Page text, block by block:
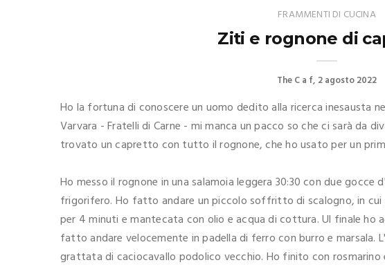
FRAMMENTI DI CUCINA
Ziti e rognone di
The C a f 2 agosto 2022
Ho la fortuna di conoscere un uomo dedito alla ricerca inesausta
Varvara - Fratelli di Carne - mi manca un pacco so che ci sarà da
trovato un capretto con tutto il rognone, che ho usato per un
Ho messo il rognone in una salamoia leggera 30:30 con due gocce
frigorifero. Ho fatto andare un piccolo soffritto di scalogno, in
per 4 minuti e mantecata con olio e acqua di cottura. Ul finale
fatto andare velocemente in padella di ferro con burro e marsala.
grattata di caciocavallo podolico vecchio. Ho finito con rosmarino